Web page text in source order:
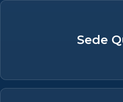
Sede